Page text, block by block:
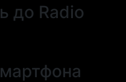
до Radio